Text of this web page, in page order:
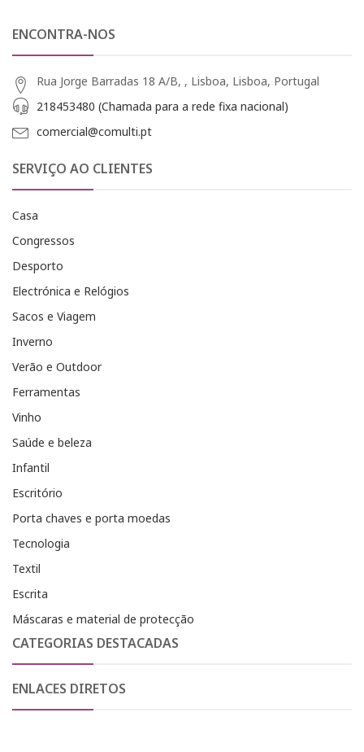
ENCONTRA-NOS
Rua Jorge Barradas 18 A/B, , Lisboa, Lisboa, Portugal
218453480 (Chamada para a rede fixa nacional)
comercial@comulti.pt
SERVIÇO AO CLIENTES
Casa
Congressos
Desporto
Electrónica e Relógios
Sacos e Viagem
Inverno
Verão e Outdoor
Ferramentas
Vinho
Saúde e beleza
Infantil
Escritório
Porta chaves e porta moedas
Tecnologia
Textil
Escrita
Máscaras e material de protecção
CATEGORIAS DESTACADAS
ENLACES DIRETOS